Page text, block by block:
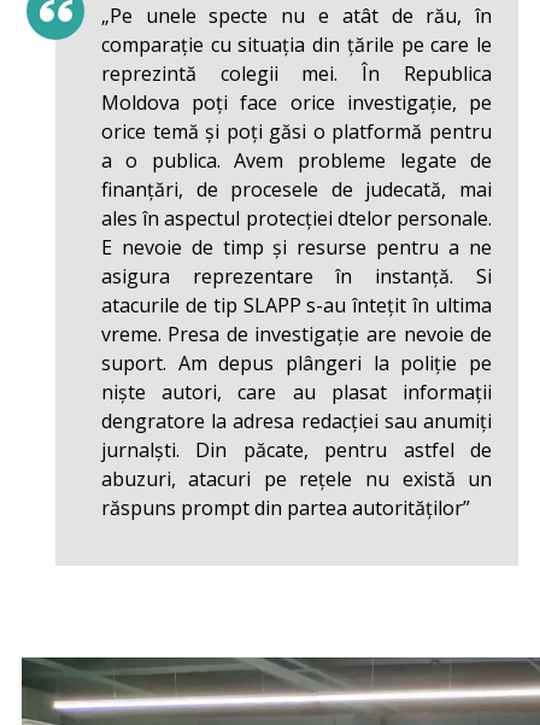
„Pe unele specte nu e atât de rău, în
comparație cu situația din țările pe care le
reprezintă colegii mei. În Republica
Moldova poți face orice investigație, pe
orice temă și poți găsi o platformă pentru
a o publica. Avem probleme legate de
finanțări, de procesele de judecată, mai
ales în aspectul protecției dtelor personale.
E nevoie de timp și resurse pentru a ne
asigura reprezentare în instanță. Si
atacurile de tip SLAPP s-au întețit în ultima
vreme. Presa de investigație are nevoie de
suport. Am depus plângeri la poliție pe
niște autori, care au plasat informații
dengratore la adresa redacției sau anumiți
jurnalști. Din păcate, pentru astfel de
abuzuri, atacuri pe rețele nu există un
răspuns prompt din partea autorităților”